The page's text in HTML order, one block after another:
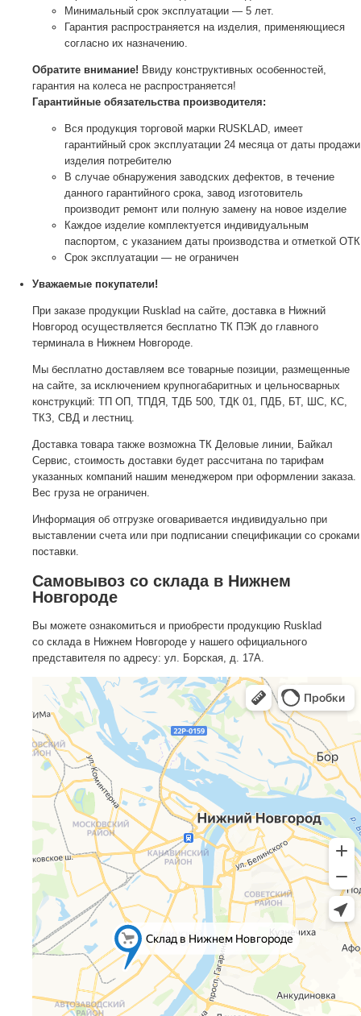
Минимальный срок эксплуатации — 5 лет.
Гарантия распространяется на изделия, применяющиеся
согласно их назначению.
Обратите внимание! Ввиду конструктивных особенностей,
гарантия на колеса не распространяется!
Гарантийные обязательства производителя:
Вся продукция торговой марки RUSKLAD, имеет
гарантийный срок эксплуатации 24 месяца от даты продажи
изделия потребителю
В случае обнаружения заводских дефектов, в течение
данного гарантийного срока, завод изготовитель
производит ремонт или полную замену на новое изделие
Каждое изделие комплектуется индивидуальным
паспортом, с указанием даты производства и отметкой ОТК
Срок эксплуатации — не ограничен
Уважаемые покупатели!
При заказе продукции Rusklad на сайте, доставка в Нижний
Новгород осуществляется бесплатно ТК ПЭК до главного
терминала в Нижнем Новгороде.
Мы бесплатно доставляем все товарные позиции, размещенные
на сайте, за исключением крупногабаритных и цельносварных
конструкций: ТП ОП, ТПДЯ, ТДБ 500, ТДК 01, ПДБ, БТ, ШС, КС,
ТКЗ, СВД и лестниц.
Доставка товара также возможна ТК Деловые линии, Байкал
Сервис, стоимость доставки будет рассчитана по тарифам
указанных компаний нашим менеджером при оформлении заказа.
Вес груза не ограничен.
Информация об отгрузке оговаривается индивидуально при
выставлении счета или при подписании спецификации со сроками
поставки.
Самовывоз со склада в Нижнем
Новгороде
Вы можете ознакомиться и приобрести продукцию Rusklad
со склада в Нижнем Новгороде у нашего официального
представителя по адресу: ул. Борская, д. 17А.